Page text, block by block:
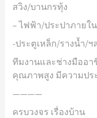
สวิง/บานกรทุ้ง
– ไฟฟ้า/ประปาภายใน
-ประตูเหล็ก/รางน้ำ/ฯ
ทีมงานและช่างมืออา
คุณภาพสูง มีความป
————
ครบวงจร เรื่องบ้าน